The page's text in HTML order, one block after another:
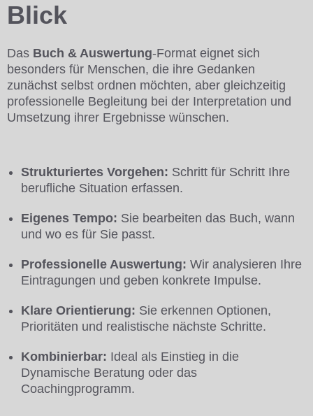
Blick
Das Buch & Auswertung-Format eignet sich
besonders für Menschen, die ihre Gedanken
zunächst selbst ordnen möchten, aber gleichzeitig
professionelle Begleitung bei der Interpretation und
Umsetzung ihrer Ergebnisse wünschen.
Strukturiertes Vorgehen: Schritt für Schritt Ihre
berufliche Situation erfassen.
Eigenes Tempo: Sie bearbeiten das Buch, wann
und wo es für Sie passt.
Professionelle Auswertung: Wir analysieren Ihre
Eintragungen und geben konkrete Impulse.
Klare Orientierung: Sie erkennen Optionen,
Prioritäten und realistische nächste Schritte.
Kombinierbar: Ideal als Einstieg in die
Dynamische Beratung oder das
Coachingprogramm.